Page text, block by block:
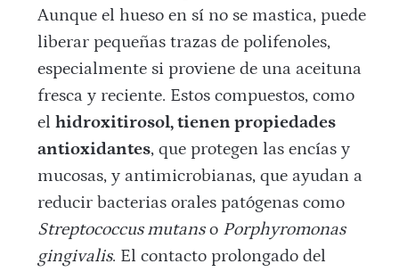
Aunque el hueso en sí no se mastica, puede
liberar pequeñas trazas de polifenoles,
especialmente si proviene de una aceituna
fresca y reciente. Estos compuestos, como
elhidroxitirosol, tienen propiedades
antioxidantes, que protegen las encías y
mucosas, y antimicrobianas, que ayudan a
reducir bacterias orales patógenas como
Streptococcus mutanso Porphyromonas
gingivalis. El contacto prolongado del